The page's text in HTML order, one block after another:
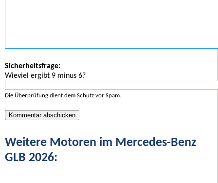
Sicherheitsfrage:
Wieviel ergibt 9 minus 6?
Die Überprüfung dient dem Schutz vor Spam.
Weitere Motoren im Mercedes-Benz
GLB 2026: